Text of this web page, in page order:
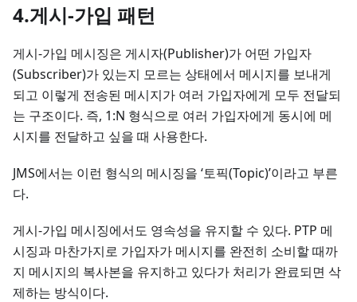
4.게시-가입 패턴
게시-가입 메시징은 게시자(Publisher)가 어떤 가입자
(Subscriber)가 있는지 모르는 상태에서 메시지를 보내게
되고 이렇게 전송된 메시지가 여러 가입자에게 모두 전달되
는 구조이다. 즉, 1:N 형식으로 여러 가입자에게 동시에 메
시지를 전달하고 싶을 때 사용한다.
JMS에서는 이런 형식의 메시징을 ‘토픽(Topic)’이라고 부른
다.
게시-가입 메시징에서도 영속성을 유지할 수 있다. PTP 메
시징과 마찬가지로 가입자가 메시지를 완전히 소비할 때까
지 메시지의 복사본을 유지하고 있다가 처리가 완료되면 삭
제하는 방식이다.